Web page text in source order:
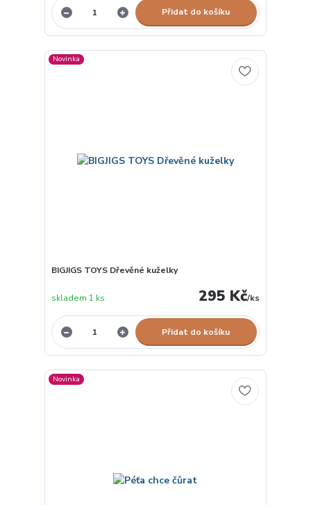
Přidat do košíku
Novinka
BIGJIGS TOYS Dřevěné kuželky
295 Kč/ks
skladem 1 ks
Přidat do košíku
Novinka